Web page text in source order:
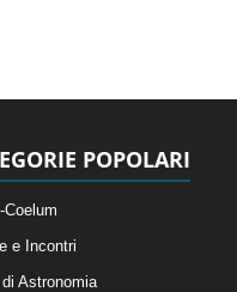
POPOLARI
Coelum
e Incontri
di Astronomia